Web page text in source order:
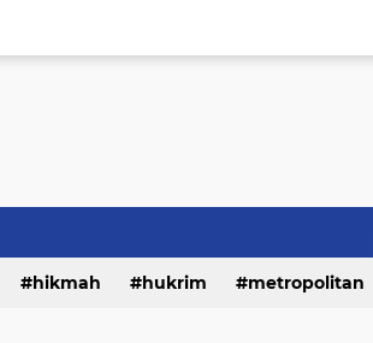
hikmah hukrim metropolitan